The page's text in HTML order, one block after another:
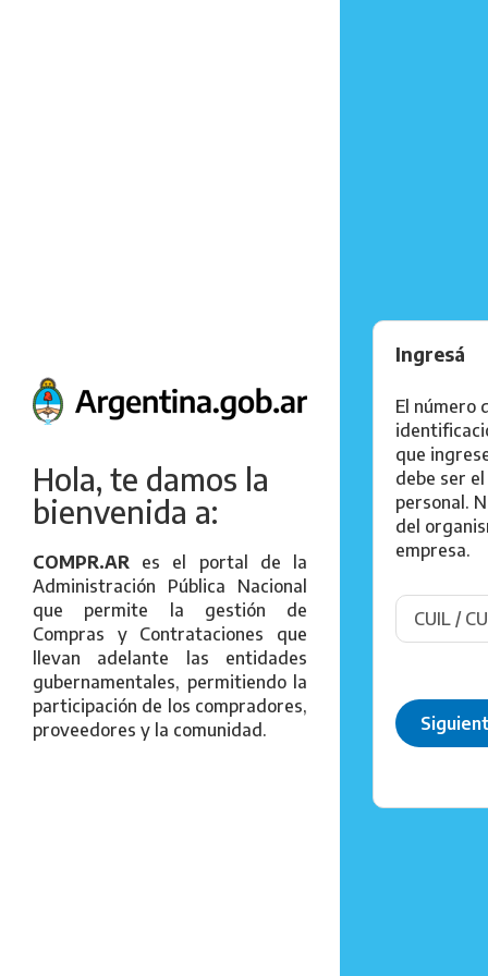
Hola, te damos la
bienvenida a:
COMPR.AR es el portal de la
Administración Pública Nacional
que permite la gestión de
Compras y Contrataciones que
llevan adelante las entidades
gubernamentales, permitiendo la
participación de los compradores,
proveedores y la comunidad.
Ingresá
El número
que
debe ser el
personal.
del
empresa.